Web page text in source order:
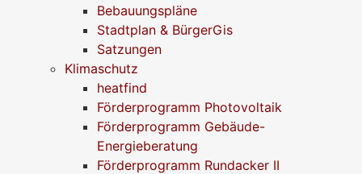
Bebauungspläne
Stadtplan & BürgerGis
Satzungen
Klimaschutz
heatfind
Förderprogramm Photovoltaik
Förderprogramm Gebäude-
Energieberatung
Förderprogramm Rundacker II